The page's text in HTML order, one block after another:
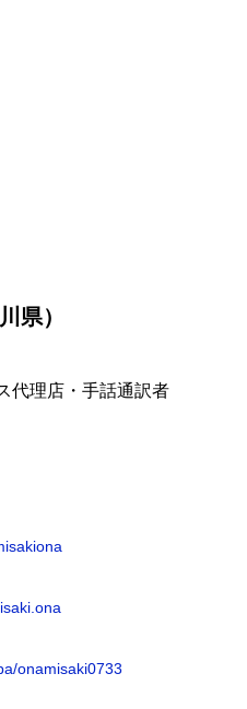
県）
代理店・手話通訳者
onamisaki0733